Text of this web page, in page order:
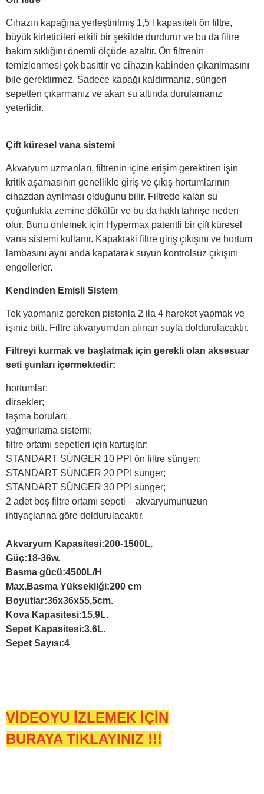
Cihazın kapağına yerleştirilmiş 1,5 l kapasiteli ön filtre,
büyük kirleticileri etkili bir şekilde durdurur ve bu da filtre
bakım sıklığını önemli ölçüde azaltır. Ön filtrenin
temizlenmesi çok basittir ve cihazın kabinden çıkarılmasını
bile gerektirmez. Sadece kapağı kaldırmanız, süngeri
sepetten çıkarmanız ve akan su altında durulamanız
yeterlidir.
Çift küresel vana sistemi
Akvaryum uzmanları, filtrenin içine erişim gerektiren işin
kritik aşamasının genellikle giriş ve çıkış hortumlarının
cihazdan ayrılması olduğunu bilir. Filtrede kalan su
çoğunlukla zemine dökülür ve bu da haklı tahrişe neden
olur. Bunu önlemek için Hypermax patentli bir çift küresel
vana sistemi kullanır. Kapaktaki filtre giriş çıkışını ve hortum
lambasını aynı anda kapatarak suyun kontrolsüz çıkışını
engellerler.
Kendinden Emişli Sistem
Tek yapmanız gereken pistonla 2 ila 4 hareket yapmak ve
işiniz bitti. Filtre akvaryumdan alınan suyla doldurulacaktır.
Filtreyi kurmak ve başlatmak için gerekli olan aksesuar
seti şunları içermektedir:
hortumlar;
dirsekler;
taşma boruları;
yağmurlama sistemi;
filtre ortamı sepetleri için kartuşlar:
STANDART SÜNGER 10 PPI ön filtre süngeri;
STANDART SÜNGER 20 PPI sünger;
STANDART SÜNGER 30 PPI sünger;
2 adet boş filtre ortamı sepeti – akvaryumunuzun
ihtiyaçlarına göre doldurulacaktır.
Akvaryum Kapasitesi:200-1500L.
Güç:18-36w.
Basma gücü:4500L/H
Max.Basma Yüksekliği:200 cm
Boyutlar:36x36x55,5cm.
Kova Kapasitesi:15,9L.
Sepet Kapasitesi:3,6L.
Sepet Sayısı:4
VİDEOYU İZLEMEK İÇİN
BURAYA TIKLAYINIZ !!!